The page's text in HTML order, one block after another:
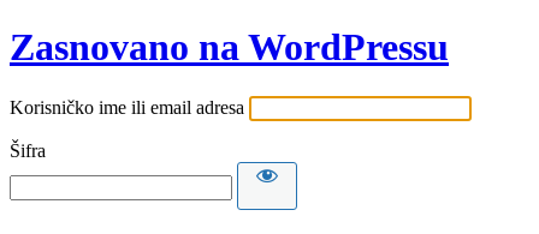
Zasnovano na WordPressu
Korisničko ime ili email adresa
Šifra